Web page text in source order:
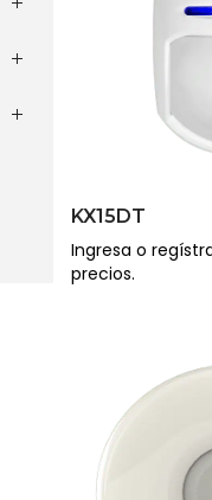
KX15DT
Ingresa o
precios.